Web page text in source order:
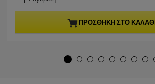
n
t
0
α
ΠΡΟΣΘΉΚΗ ΣΤΟ ΚΑΛΆΘΙ